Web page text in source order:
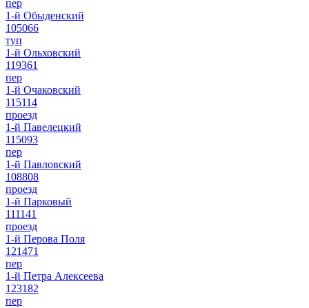
пер
1-й Обыденский
105066
туп
1-й Ольховский
119361
пер
1-й Очаковский
115114
проезд
1-й Павелецкий
115093
пер
1-й Павловский
108808
проезд
1-й Парковый
111141
проезд
1-й Перова Поля
121471
пер
1-й Петра Алексеева
123182
пер